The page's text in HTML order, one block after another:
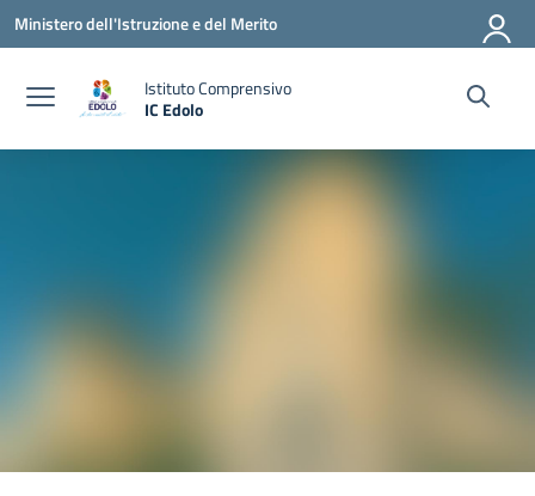
Vai ai contenuti
Vai al menu di navigazione
Vai al footer
Ministero dell'Istruzione e del Merito
Istituto Comprensivo
IC Edolo